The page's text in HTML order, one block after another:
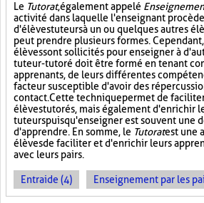
Le Tutorat, également appelé
activité dans laquelle l'enseignant
d'élèves tuteurs à un ou quelques autres
peut prendre plusieurs formes.
élèves sont sollicités pour enseigner à
tuteur-tutoré doit être formé en tenant
apprenants, de leurs différentes
facteur susceptible d'avoir des
contact. Cette technique permet de
élèves tutorés, mais également d'enrichir
tuteurs puisqu'enseigner est souvent une
d'apprendre. En somme, le Tutoratest une
élèves de faciliter et d'enrichir leurs
avec leurs pairs.
Entraide (4) Enseignement par les